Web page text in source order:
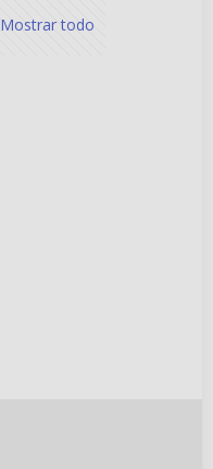
Mostrar todo